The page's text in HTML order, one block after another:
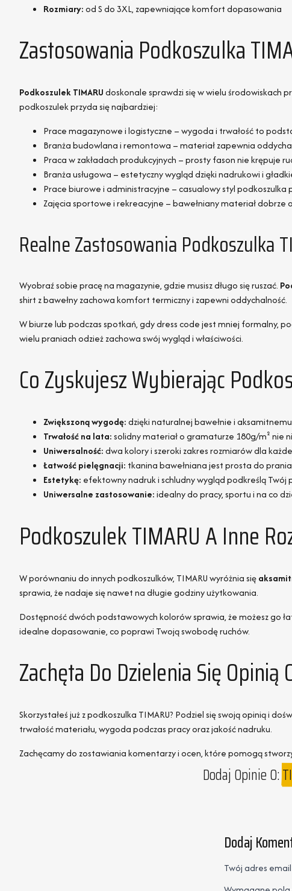
Rozmiary:od S do 3XL, zapewniające komfort dopasowania
Zastosowania Podkoszulka
Podkoszulek TIMARUdoskonale sprawdzi się w wielu środowiskach
podkoszulek przyda się najbardziej:
Prace magazynowe i logistyczne – wygoda i trwałość to
Branża budowlana i remontowa – materiał zapewnia
Praca w zakładach produkcyjnych – prosty fason nie krępuje
Branża usługowa – estetyczny wygląd dzięki nadrukowi i
Prace biurowe i administracyjne – casualowy styl podkoszulka
Zajęcia sportowe i rekreacyjne – bawełniany materiał dobrze
Realne Zastosowania Podkoszulka
Wyobraź sobie pracę na magazynie, gdzie musisz długo się ruszać.
shirt z bawełny zachowa komfort termiczny i zapewni oddychalność.
W biurze lub podczas spotkań, gdy dress code jest mniej formalny,
wielu praniach odzież zachowa swój wygląd i właściwości.
Co Zyskujesz Wybierając
Zwiększoną wygodę:dzięki naturalnej bawełnie i
Trwałość na lata:solidny materiał o gramaturze 180g/m² nie
Uniwersalność:dwa kolory i szeroki zakres rozmiarów dla
Łatwość pielęgnacji: tkanina bawełniana jest prosta do prania
Estetykę: efektowny nadruk i schludny wygląd podkreślą Twój
Uniwersalne zastosowanie:idealny do pracy, sportu i na co
Podkoszulek TIMARU A Inne
W porównaniu do innych podkoszulków, TIMARU wyróżnia się
sprawia, że nadaje się nawet na długie godziny użytkowania.
Dostępność dwóch podstawowych kolorów sprawia, że możesz go
idealne dopasowanie, co poprawi Twoją swobodę ruchów.
Zachęta Do Dzielenia Się
Skorzystałeś już z podkoszulka TIMARU? Podziel się swoją opinią i
trwałość materiału, wygoda podczas pracy oraz jakość nadruku.
Zachęcamy do zostawiania komentarzy i ocen, które pomogą
Dodaj Opinie O:
Dodaj
Twój adres